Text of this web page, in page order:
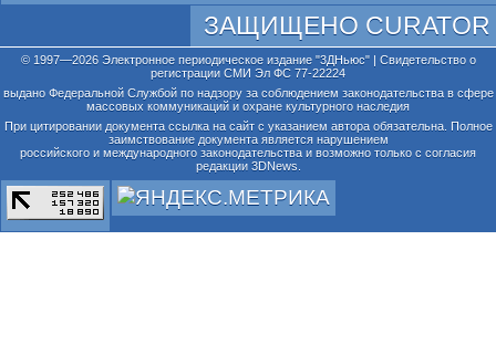
ЗАЩИЩЕНО CURATOR
© 1997—2026 Электронное периодическое издание "3ДНьюс" | Свидетельство о
регистрации СМИ Эл ФС 77-22224
выдано Федеральной Службой по надзору за соблюдением законодательства в сфере
массовых коммуникаций и охране культурного наследия
При цитировании документа ссылка на сайт с указанием автора обязательна. Полное
заимствование документа является нарушением
российского и международного законодательства и возможно только с согласия
редакции 3DNews.